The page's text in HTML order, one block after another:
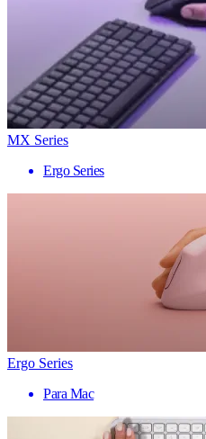
MX Series
Ergo Series
Ergo Series
Para Mac